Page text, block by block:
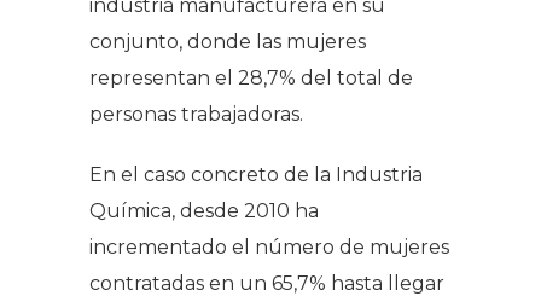
industria manufacturera en su
conjunto, donde las mujeres
representan el 28,7% del total de
personas trabajadoras.
En el caso concreto de la Industria
Química, desde 2010 ha
incrementado el número de mujeres
contratadas en un 65,7% hasta llegar